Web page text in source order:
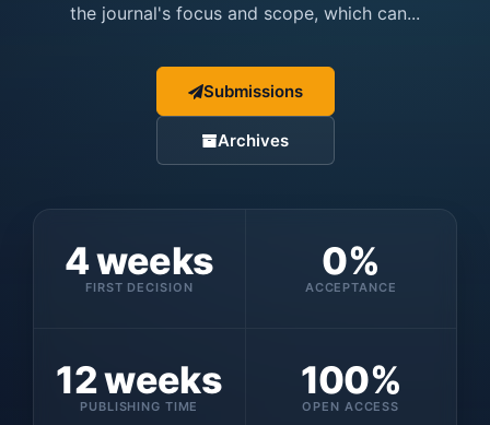
the journal's focus and scope, which can...
Submissions
Archives
4 weeks
FIRST DECISION
0%
ACCEPTANCE
12 weeks
PUBLISHING TIME
100%
OPEN ACCESS